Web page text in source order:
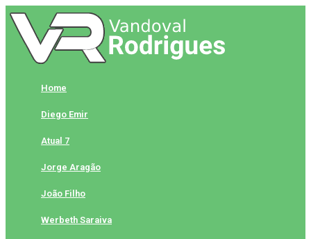
Skip
to
content
Home
Diego Emir
Atual 7
Jorge Aragão
João Filho
Werbeth Saraiva